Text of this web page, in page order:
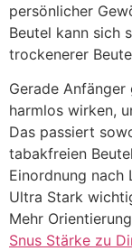
persönlicher
Beutel kann sich
trockenerer
Gerade
harmlos wirken,
Das passiert
tabakfreien
Einordnung nach
Ultra Stark
Mehr
Snus Stärke zu